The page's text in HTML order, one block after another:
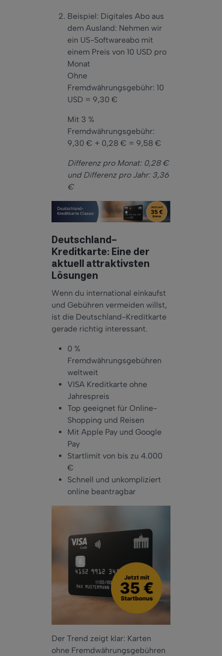
Beispiel: Digitales Abo aus
dem Ausland: Nehmen wir
ein US-Softwareabo mit
einem Preis von 10 USD pro
Monat
Ohne
Fremdwährungsgebühr: 10
USD = 9,30 €
Mit 3 %
Fremdwährungsgebühr:
9,30 € + 0,28 € = 9,58 €
Differenz pro Monat: 0,28 €
und Differenz pro Jahr: 3,36
€
Deutschland-
Kreditkarte: Eine der
aktuell attraktivsten
Lösungen
Wenn du international einkaufst
und Gebühren vermeiden willst,
ist die Deutschland-Kreditkarte
gerade richtig interessant.
0 %
Fremdwährungsgebühren
weltweit
VISA Kreditkarte ohne
Jahrespreis
Top geeignet für Online-
Shopping und Reisen
Mit Apple Pay und Google
Pay
Startlimit von bis zu 4.000
€
Schnell und unkompliziert
online beantragbar
Der Trend zeigt klar: Karten
ohne Fremdwährungsgebühren